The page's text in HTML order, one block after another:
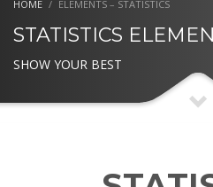
HOME ELEMENTS – STATISTICS
STATISTICS
SHOW YOUR BEST